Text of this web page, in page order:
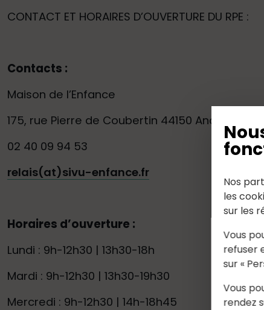
Nos
les
sur les
Vous
refuser
sur «
Vous
rendez
CONTACT ET HORAIRES D’OUVERTURE DU RPE :
Contacts :
Maison de l’Enfance
175, rue Pierre de Coubertin 44150 Ancenis-
02 40 09 94 53
relais(at)sivu-enfance.fr
Horaires d’ouverture :
Lundi : 9h-12h30 | 13h30-18h
Mardi : 9h-12h30 | 13h30-19h30
Mercredi : 9h-12h30 | 14h-18h45